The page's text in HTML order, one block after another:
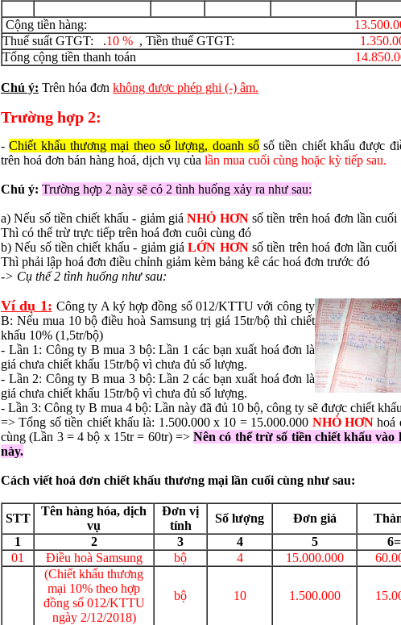
Cộng tiền hàng:
Thuế suất GTGT: .10 % , Tiền thuế GTGT:
Tổng cộng tiền thanh toán
Chú ý: Trên hóa đơn không được phép ghi (-) âm.
Trường hợp 2:
-Chiết khấu thương mại theo số lượng, doanh sốsố tiền chiết khấu được
trên hoá đơn bán hàng hoá, dịch vụ của lần mua cuối cùng hoặc kỳ tiếp sau.
Chú ý: Trường hợp 2 này sẽ có 2 tình huống xảy ra như sau:
a) Nếu số tiền chiết khấu - giảm giáNHỎ HƠNsố tiền trên hoá đơn lần cuối
Thì có thể trừ trực tiếp trên hoá đơn cuôi cùng đó
b) Nếu số tiền chiết khấu - giảm giáLỚN HƠNsố tiền trên hoá đơn lần cuối
Thì phải lập hoá đơn điều chỉnh giảm kèm bảng kê các hoá đơn trước đó
-> Cụ thể 2 tình huống như sau:
Ví dụ 1: Công ty A ký hợp đồng số 012/KTTU với công ty
B: Nếu mua 10 bộ điều hoà Samsung trị giá 15tr/bộ thì chiết
khấu 10% (1,5tr/bộ)
- Lần 1: Công ty B mua 3 bộ: Lần 1 các bạn xuất hoá đơn là
giá chưa chiết khấu 15tr/bộ vì chưa đủ số lượng.
- Lần 2: Công ty B mua 3 bộ: Lần 2 các bạn xuất hoá đơn là
giá chưa chiết khấu 15tr/bộ vì chưa đủ số lượng.
- Lần 3: Công ty B mua 4 bộ: Lần này đã đủ 10 bộ, công ty sẽ được chiết
=> Tổng số tiền chiết khấu là: 1.500.000 x 10 = 15.000.000 NHỎ HƠNhoá
cùng (Lần 3 = 4 bộ x 15tr = 60tr) =>Nên có thể trừ số tiền chiết khấu vào
này.
Cách viết hoá đơn chiết khấu thương mại lần cuối cùng như sau:
STT
Tên hàng hóa, dịch
vụ
Đơn vị
tính
Số lượng Đơn giá
1
2 3 4 5
01
Điều hoà Samsung bộ 4 15.000.000
(Chiết khấu thương
mại 10% theo hợp
đồng số 012/KTTU
ngày 2/12/2018)
bộ 10 1.500.000